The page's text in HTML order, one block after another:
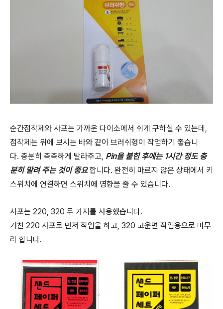
순간접착제와 사포는 가까운 다이소에서 쉬게 구하실 수 있는데,
접착제는 위에 보시는 바와 같이 브러쉬형이 작업하기 좋습니
다. 충분히 촉촉하게 발라주고, Pin을 붙힌 후에는 1시간 정도 충
분히 말려 주는 것이 중요합니다. 완전히 마르지 않은 상태에서 키
스위치에 연결하면 스위치에 영향을 줄 수 있습니다.
사포는 220, 320 두 가지를 사용했습니다.
거친 220 사포로 먼저 작업을 하고, 320 고운면 작업용으로 마무
리 합니다.